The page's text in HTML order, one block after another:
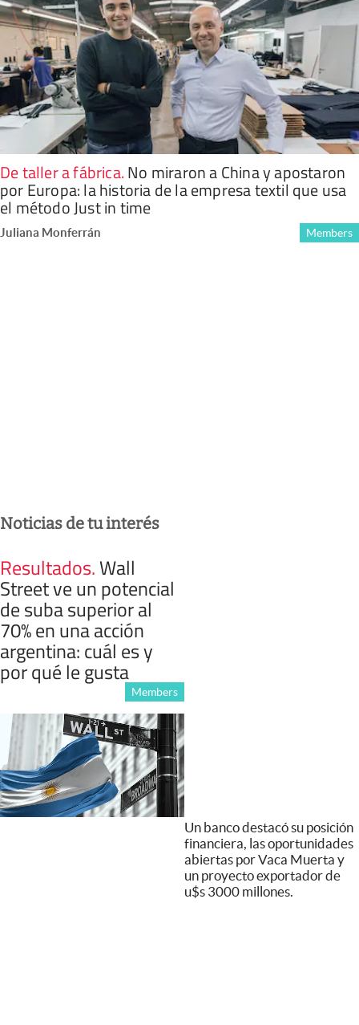
De taller a fábrica.No miraron a China y apostaron
por Europa: la historia de la empresa textil que usa
el método Just in time
Juliana Monferrán Members
Noticias de tu interés
Resultados.Wall
Street ve un potencial
de suba superior al
70% en una acción
argentina: cuál es y
por qué le gusta
Members
Un banco destacó su posición
financiera, las oportunidades
abiertas por Vaca Muerta y
un proyecto exportador de
u$s 3000 millones.